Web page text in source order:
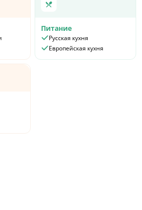
Питание
Русская кухня
Европейская кухня